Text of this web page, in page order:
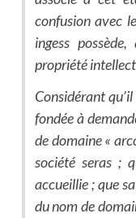
confusion avec
ingess
propriété
Considérant
fondée à
de domaine «
société seras ;
accueillie ; que
du nom de